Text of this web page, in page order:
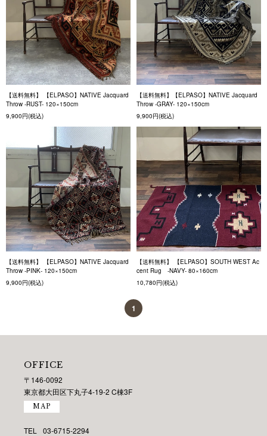
【送料無料】 【ELPASO】NATIVE Jacquard
Throw -RUST- 120×150cm
9,900円(税込)
【送料無料】【ELPASO】NATIVE Jacquard
Throw -GRAY- 120×150cm
9,900円(税込)
【送料無料】 【ELPASO】NATIVE Jacquard
Throw -PINK- 120×150cm
9,900円(税込)
【送料無料】 【ELPASO】SOUTH WEST Ac
cent Rug -NAVY- 80×160cm
10,780円(税込)
1
OFFICE
〒146-0092
東京都大田区下丸子4-19-2 C棟3F
MAP
TEL
03-6715-2294